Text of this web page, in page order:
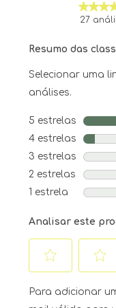
Resumo das
Selecionar uma
análises.
5 estrelas estrelas
4 estrelas estrelas
3 estrelas estrelas
2 estrelas estrelas
1 estrela estrelas
27
Analisar este
para
para
Para adicionar